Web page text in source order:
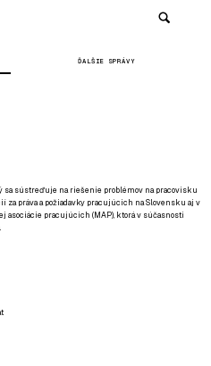
ĎALŠIE SPRÁVY
sústreďuje na riešenie problémov na pracovisku
za práva a požiadavky pracujúcich na Slovensku aj v
asociácie pracujúcich (MAP), ktorá v súčasnosti